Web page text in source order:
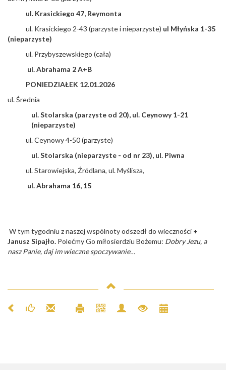
ul. Krasickiego 47, Reymonta
ul. Krasickiego 2-43 (parzyste i nieparzyste) ul Młyńska 1-35
(nieparzyste)
ul. Przybyszewskiego (cała)
ul. Abrahama 2 A+B
PONIEDZIAŁEK 12.01.2026
ul. Średnia
ul. Stolarska (parzyste od 20), ul. Ceynowy 1-21
(nieparzyste)
ul. Ceynowy 4-50 (parzyste)
ul. Stolarska (nieparzyste - od nr 23), ul. Piwna
ul. Starowiejska, Źródlana, ul. Myślisza,
ul. Abrahama 16, 15
W tym tygodniu z naszej wspólnoty odszedł do wieczności +
Janusz Sipajło. Polećmy Go miłosierdziu Bożemu: Dobry Jezu, a
nasz Panie, daj im wieczne spoczywanie…